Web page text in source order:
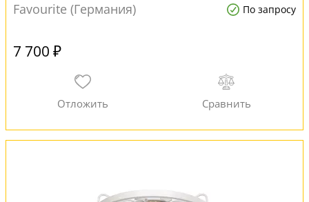
Favourite (Германия) По запросу
7 700 ₽